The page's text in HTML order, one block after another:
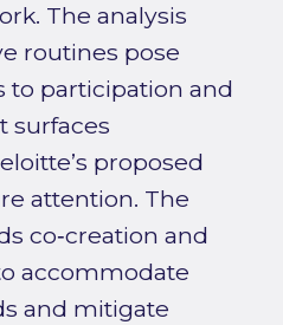
The analysis
routines pose
to participation and
surfaces
proposed
attention. The
co‑creation and
accommodate
and mitigate